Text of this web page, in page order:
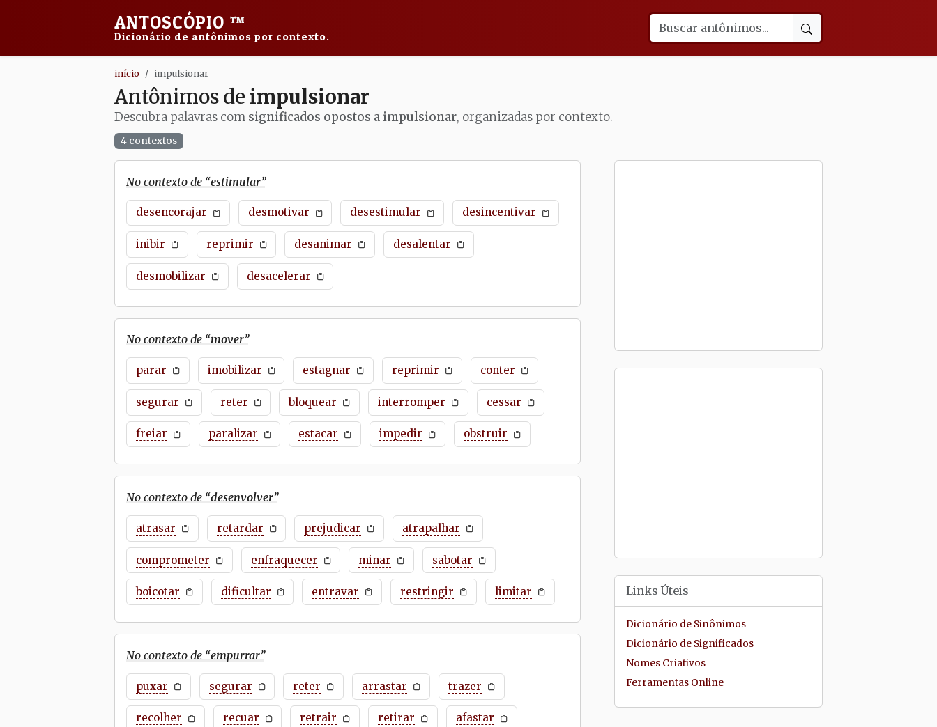
ANTOSCÓPIO ™
Dicionário de antônimos por contexto.
início impulsionar
Antônimos de impulsionar
Descubra palavras com significados opostos a impulsionar, organizadas por contexto.
4 contextos
No contexto de “estimular”
desencorajar desmotivar desestimular desincentivar
inibir reprimir desanimar desalentar
desmobilizar desacelerar
No contexto de “mover”
parar imobilizar estagnar reprimir conter
segurar reter bloquear interromper cessar
freiar paralizar estacar impedir obstruir
No contexto de “desenvolver”
atrasar retardar prejudicar atrapalhar
comprometer enfraquecer minar sabotar
boicotar dificultar entravar restringir limitar
No contexto de “empurrar”
puxar segurar reter arrastar trazer
recolher recuar retrair retirar afastar
Links Úteis
Dicionário de Sinônimos
Dicionário de Significados
Nomes Criativos
Ferramentas Online